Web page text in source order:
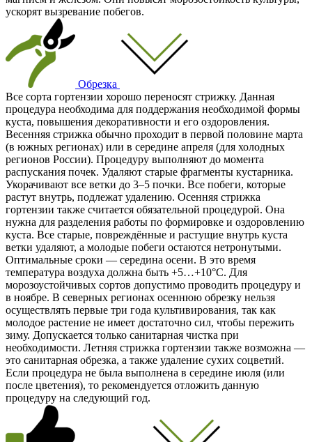
ускорят вызревание побегов.
Обрезка
Все сорта гортензии хорошо переносят стрижку. Данная
процедура необходима для поддержания необходимой формы
куста, повышения декоративности и его оздоровления.
Весенняя стрижка обычно проходит в первой половине марта
(в южных регионах) или в середине апреля (для холодных
регионов России). Процедуру выполняют до момента
распускания почек. Удаляют старые фрагменты кустарника.
Укорачивают все ветки до 3–5 почки. Все побеги, которые
растут внутрь, подлежат удалению. Осенняя стрижка
гортензии также считается обязательной процедурой. Она
нужна для разделения работы по формировке и оздоровлению
куста. Все старые, повреждённые и растущие внутрь куста
ветки удаляют, а молодые побеги остаются нетронутыми.
Оптимальные сроки — середина осени. В это время
температура воздуха должна быть +5…+10°С. Для
морозоустойчивых сортов допустимо проводить процедуру и
в ноябре. В северных регионах осеннюю обрезку нельзя
осуществлять первые три года культивирования, так как
молодое растение не имеет достаточно сил, чтобы пережить
зиму. Допускается только санитарная чистка при
необходимости. Летняя стрижка гортензии также возможна —
это санитарная обрезка, а также удаление сухих соцветий.
Если процедура не была выполнена в середине июля (или
после цветения), то рекомендуется отложить данную
процедуру на следующий год.